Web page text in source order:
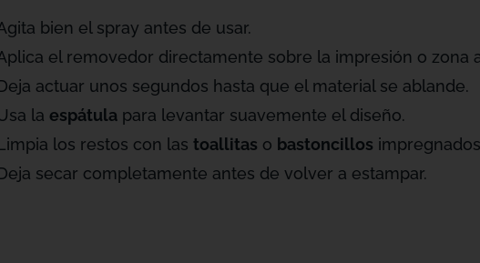
bien el spray antes de usar.
el removedor directamente sobre la impresión o zona
actuar unos segundos hasta que el material se ablande.
la espátula para levantar suavemente el diseño.
los restos con lastoallitas o bastoncillos
secar completamente antes de volver a estampar.